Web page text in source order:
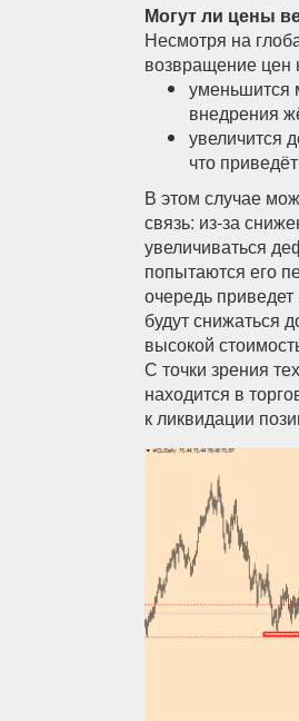
Могут ли цены
Несмотря на
возвращение цен
уменьшится
внедрения
увеличится
что
В этом случае
связь: из-за
увеличиваться
попытаются его
очередь
будут снижаться
высокой
С точки зрения
находится в
к ликвидации